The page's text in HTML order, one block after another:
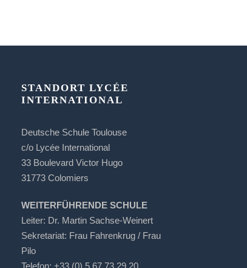
STANDORT LYCÉE
INTERNATIONAL
Deutsche Schule Toulouse
c/o Lycée International
33 Boulevard Victor Hugo
31773 Colomiers
WEITERFÜHRENDE SCHULE
Leiter: Dr. Martin Sachse-Weinert
Sekretariat: Frau Fahrenkrug / Frau
Pilo
Telefon: +33 (0) 5 67 73 29 20